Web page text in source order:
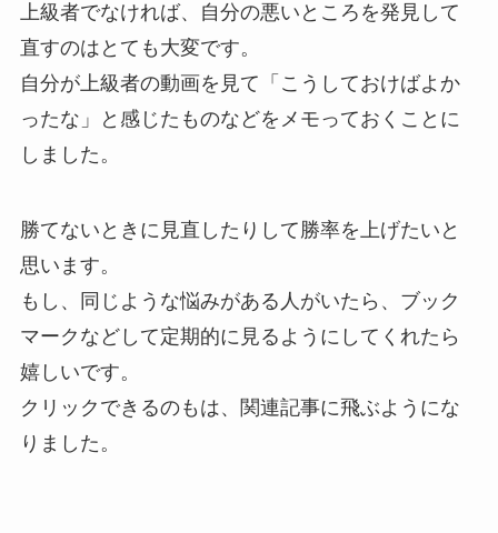
上級者でなければ、自分の悪いところを発見して
直すのはとても大変です。
自分が上級者の動画を見て「こうしておけばよか
ったな」と感じたものなどをメモっておくことに
しました。
勝てないときに見直したりして勝率を上げたいと
思います。
もし、同じような悩みがある人がいたら、ブック
マークなどして定期的に見るようにしてくれたら
嬉しいです。
クリックできるのもは、関連記事に飛ぶようにな
りました。